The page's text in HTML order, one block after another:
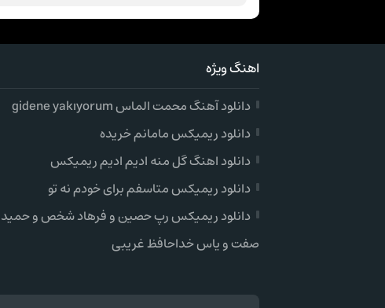
اهنگ ویژه
دانلود آهنگ محمت الماس gidene yakıyorum
دانلود ریمیکس مامانم خریده
دانلود اهنگ گل منه ادیم ادیم ریمیکس
دانلود ریمیکس متاسفم برای خودم نه تو
دانلود ریمیکس رپ حصین و فرهاد شخص و حمید
صفت و یاس خداحافظ غریبی